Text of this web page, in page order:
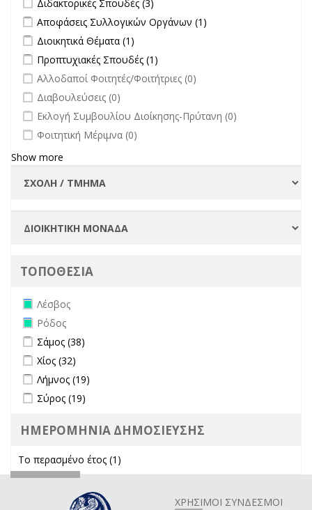
Διδακτορικές Σπουδές (3)
Apply Αποφάσεις Συλλογικών Οργάνων filter
Αποφάσεις Συλλογικών Οργάνων (1)
Apply Διοικητικά Θέματα filter
Διοικητικά Θέματα (1)
Apply Προπτυχιακές Σπουδές filter
Προπτυχιακές Σπουδές (1)
undefined
Αλλοδαποί Φοιτητές/Φοιτήτριες (0)
undefined
Διαβουλεύσεις (0)
undefined
Εκλογή Συμβουλίου Διοίκησης-Πρύτανη (0)
undefined
Φοιτητική Μέριμνα (0)
Show more
ΤΟΠΟΘΕΣΙΑ
Remove Λέσβος filter
Λέσβος
Remove Ρόδος filter
Ρόδος
Apply Σάμος filter
Σάμος (38)
Apply Χίος filter
Χίος (32)
Apply Λήμνος filter
Λήμνος (19)
Apply Σύρος filter
Σύρος (19)
ΗΜΕΡΟΜΗΝΙΑ ΔΗΜΟΣΙΕΥΣΗΣ
Το περασμένο έτος (1)
ΧΡΗΣΙΜΟΙ ΣΥΝΔΕΣΜΟΙ